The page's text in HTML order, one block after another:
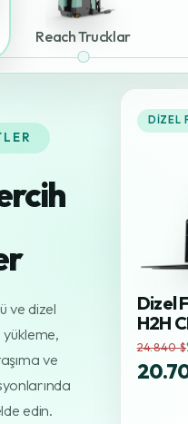
ve dizel
ve
edin.
DIZEL
Dizel
H2H
24.840 $
Reach Trucklar